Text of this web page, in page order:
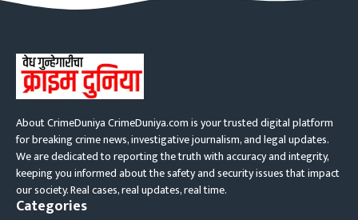
About CrimeDuniya CrimeDuniya.com is your trusted digital platform
for breaking crime news, investigative journalism, and legal updates.
We are dedicated to reporting the truth with accuracy and integrity,
keeping you informed about the safety and security issues that impact
our society. Real cases, real updates, real time.
Categories